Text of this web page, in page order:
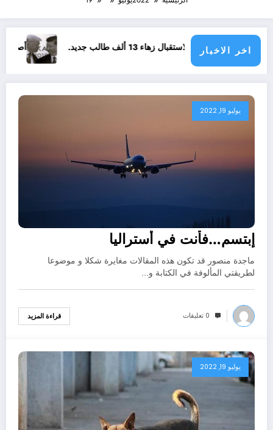
اخر الاخبار
زهاء 13 ألف طالب جديد. أصعب و أخطر 15 سنة للبشرية .. لماذا علينا الخوف من السنوات القادمة
يوليو 19, 2022
إبتسم…فأنت في أستراليا
ماجدة منصور قد تكون هذه المقالات مغايرة شكلا و موضوعا
لطريقتي المألوفة في الكتابة و…
0 تعليقات قراءة المزيد
يوليو 19, 2022